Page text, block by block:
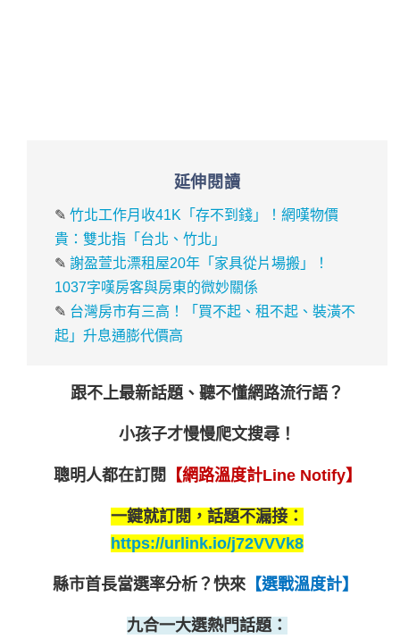
延伸閱讀
✎竹北工作月收41K「存不到錢」！網嘆物價
貴：雙北指「台北、竹北」
✎謝盈萱北漂租屋20年「家具從片場搬」！
1037字嘆房客與房東的微妙關係
✎ 台灣房市有三高！「買不起、租不起、裝潢不
起」升息通膨代價高
跟不上最新話題、聽不懂網路流行語？
小孩子才慢慢爬文搜尋！
聰明人都在訂閱 【網路溫度計Line Notify】
一鍵就訂閱，話題不漏接：
https://urlink.io/j72VVVk8
縣市首長當選率分析？ 快來【選戰溫度計】
九合一大選熱門話題：